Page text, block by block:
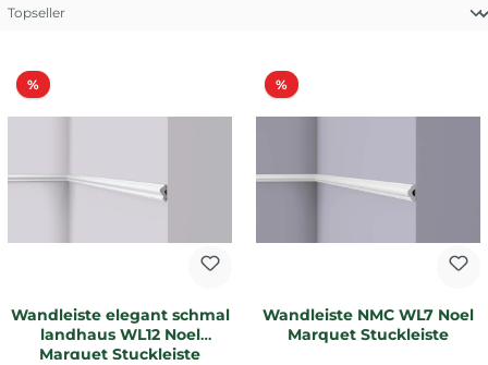
%Rabatt
Wandleiste elegant schmal
landhaus WL12 Noel
Marquet Stuckleiste
%Rabatt
Wandleiste NMC WL7 Noel
Marquet Stuckleiste